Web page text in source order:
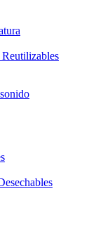
Reutilizables